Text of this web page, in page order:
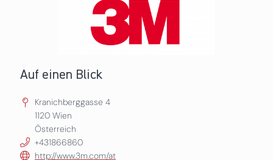
Persönliche Vereinbarkeit
Auf einen Blick
Kranichberggasse 4
1120 Wien
Österreich
+431866860
http://www.3m.com/at